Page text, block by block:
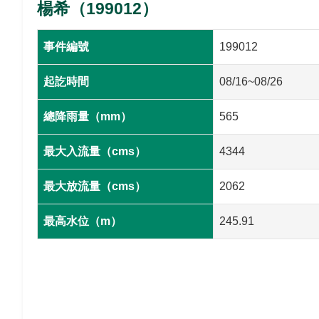
楊希（199012）
事件編號 199012
起訖時間 08/16~08/26
總降雨量（mm） 565
最大入流量（cms） 4344
最大放流量（cms） 2062
最高水位（m） 245.91